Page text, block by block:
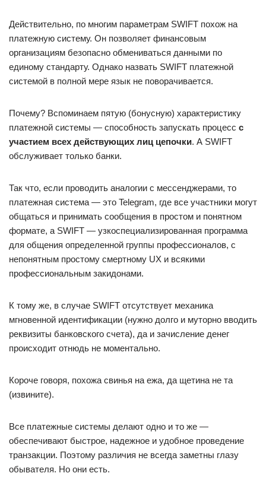
Действительно, по многим параметрам SWIFT похож на
платежную систему. Он позволяет финансовым
организациям безопасно обмениваться данными по
единому стандарту. Однако назвать SWIFT платежной
системой в полной мере язык не поворачивается.
Почему? Вспоминаем пятую (бонусную) характеристику
платежной системы — способность запускать процесс с
участием всех действующих лиц цепочки. А SWIFT
обслуживает только банки.
Так что, если проводить аналогии с мессенджерами, то
платежная система — это Telegram, где все участники могут
общаться и принимать сообщения в простом и понятном
формате, а SWIFT — узкоспециализированная программа
для общения определенной группы профессионалов, с
непонятным простому смертному UX и всякими
профессиональным закидонами.
К тому же, в случае SWIFT отсутствует механика
мгновенной идентификации (нужно долго и муторно вводить
реквизиты банковского счета), да и зачисление денег
происходит отнюдь не моментально.
Короче говоря, похожа свинья на ежа, да щетина не та
(извините).
Все платежные системы делают одно и то же —
обеспечивают быстрое, надежное и удобное проведение
транзакции. Поэтому различия не всегда заметны глазу
обывателя. Но они есть.